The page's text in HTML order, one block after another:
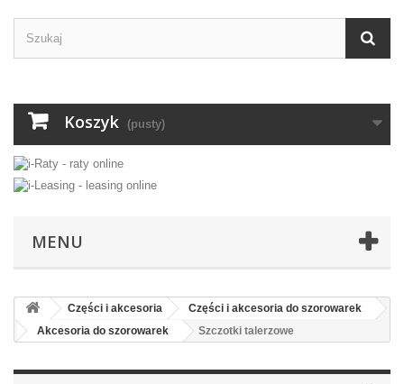
Koszyk (pusty)
MENU
Części i akcesoria
Części i akcesoria do szorowarek
Akcesoria do szorowarek
Szczotki talerzowe